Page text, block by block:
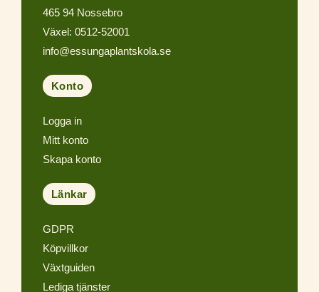
465 94 Nossebro
Växel: 0512-52001
info@essungaplantskola.se
Konto
Logga in
Mitt konto
Skapa konto
Länkar
GDPR
Köpvillkor
Växtguiden
Lediga tjänster